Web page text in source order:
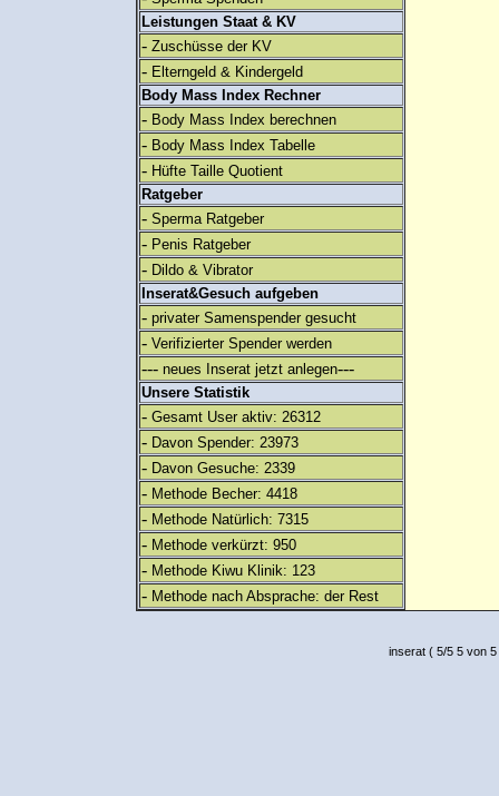
Leistungen Staat & KV
- Zuschüsse der KV
- Elterngeld & Kindergeld
Body Mass Index Rechner
- Body Mass Index berechnen
- Body Mass Index Tabelle
- Hüfte Taille Quotient
Ratgeber
- Sperma Ratgeber
- Penis Ratgeber
- Dildo & Vibrator
Inserat&Gesuch aufgeben
- privater Samenspender gesucht
- Verifizierter Spender werden
--- neues Inserat jetzt anlegen---
Unsere Statistik
- Gesamt User aktiv: 26312
- Davon Spender: 23973
- Davon Gesuche: 2339
- Methode Becher: 4418
- Methode Natürlich: 7315
- Methode verkürzt: 950
- Methode Kiwu Klinik: 123
- Methode nach Absprache: der Rest
inserat( 5/5 5 von 5